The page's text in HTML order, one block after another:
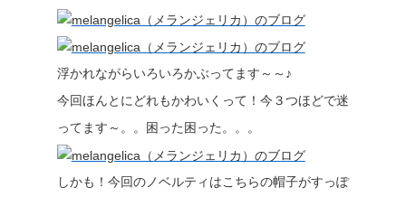
浮かれながらいろいろかぶってます～～♪
今回ほんとにどれもかわいくって！今３つほどで迷
ってます～。。困った困った。。。
しかも！今回のノベルティはこちらの帽子がすっぽ